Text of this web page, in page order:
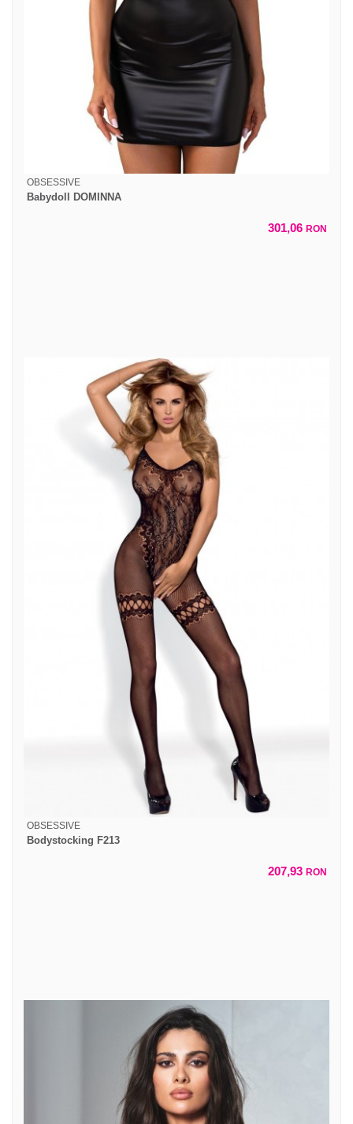
OBSESSIVE
Babydoll DOMINNA
301,06 RON
OBSESSIVE
Bodystocking F213
207,93 RON